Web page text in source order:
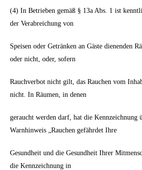
(4) In Betrieben gemäß § 13a Abs. 1 ist
der Verabreichung von
Speisen oder Getränken an Gäste dienenden
oder nicht, oder, sofern
Rauchverbot nicht gilt, das Rauchen vom
nicht. In Räumen, in denen
geraucht werden darf, hat die Kennzeichnung
Warnhinweis „Rauchen gefährdet Ihre
Gesundheit und die Gesundheit Ihrer
die Kennzeichnung in